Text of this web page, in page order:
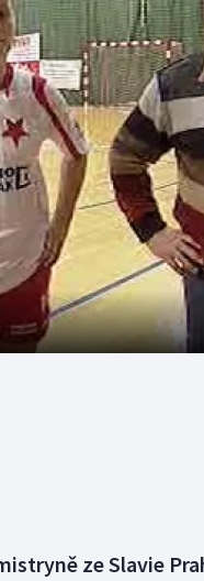
Moderní pětiboj
Motorsport
Olympijské hry
Parasport
Plavání
Plážový
ze Slavie